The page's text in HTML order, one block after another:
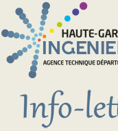
Aller au contenu principal